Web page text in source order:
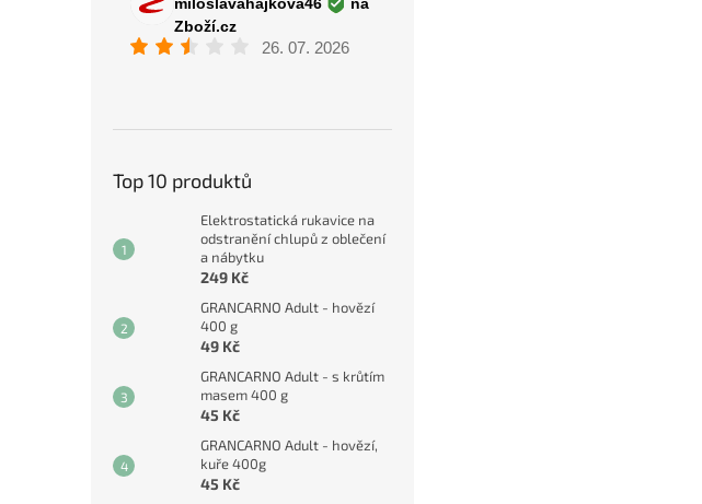
Top 10 produktů
Elektrostatická rukavice na
odstranění chlupů z oblečení
a nábytku
249 Kč
GRANCARNO Adult - hovězí
400 g
49 Kč
GRANCARNO Adult - s krůtím
masem 400 g
45 Kč
GRANCARNO Adult - hovězí,
kuře 400g
45 Kč